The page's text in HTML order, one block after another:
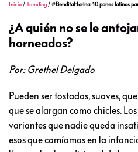
Inicio /Trending /#BenditaHarina: 10 panes latinos
¿A quién no se le
horneados?
Por: Grethel Delgado
Pueden ser tostados, suaves,
que se alargan como chicles.
variantes que nadie queda
esos que comíamos en la